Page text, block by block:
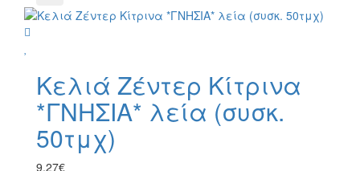
Κελιά Ζέντερ Κίτρινα
*ΓΝΗΣΙΑ* λεία (συσκ.
50τμχ)
9,27€